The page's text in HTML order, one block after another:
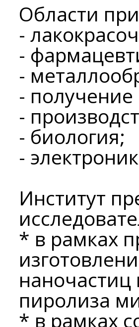
Области
-
-
-
-
-
- биология;
-
Институт
* в рамках
пиролиза
* в рамках